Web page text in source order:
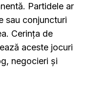
Partidele ar
sau conjuncturi
Cerința de
aceste jocuri
negocieri și